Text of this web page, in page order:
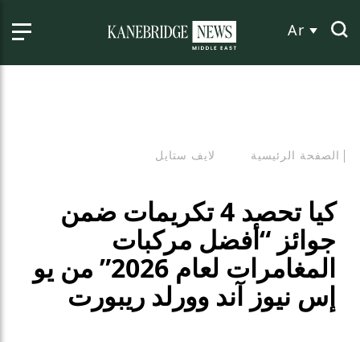
Ar
الصفحة الرئيسية لايف ستايل
كيا تحصد 4 تكريمات ضمن
جوائز “أفضل مركبات
المغامرات لعام 2026” من يو
إس نيوز آند وورلد ريبورت